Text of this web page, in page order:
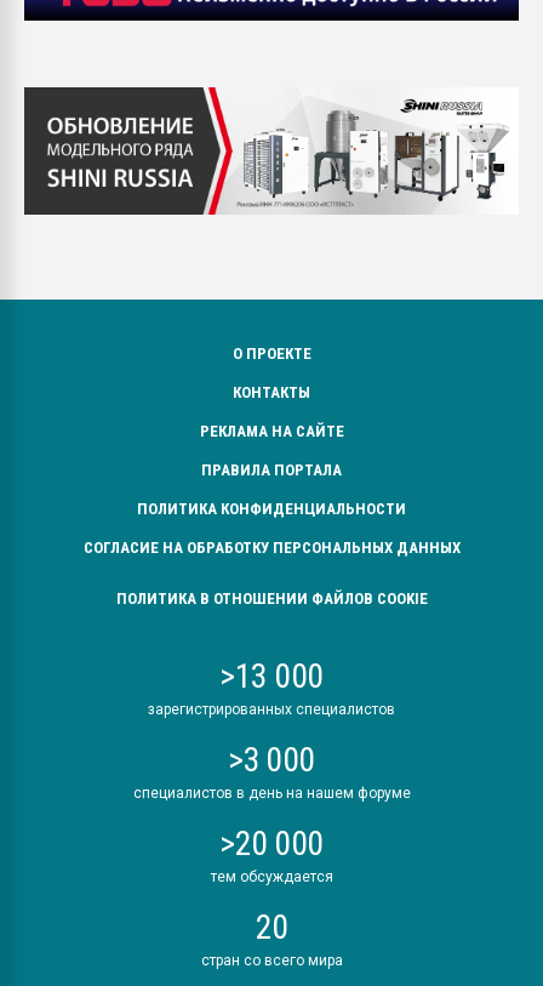
О ПРОЕКТЕ
КОНТАКТЫ
РЕКЛАМА НА САЙТЕ
ПРАВИЛА ПОРТАЛА
ПОЛИТИКА КОНФИДЕНЦИАЛЬНОСТИ
СОГЛАСИЕ НА ОБРАБОТКУ ПЕРСОНАЛЬНЫХ ДАННЫХ
ПОЛИТИКА В ОТНОШЕНИИ ФАЙЛОВ COOKIE
>13 000
зарегистрированных специалистов
>3 000
специалистов в день на нашем форуме
>20 000
тем обсуждается
20
стран со всего мира